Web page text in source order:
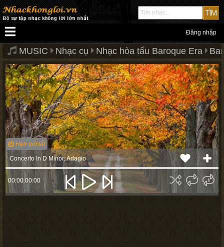
Đăng nhập
MUSIC Nhạc cụ Nhạc hòa tấu Baroque Era
Hẹn giờ tắt
Concerto In D Minor; Adagio
00:00 00:00